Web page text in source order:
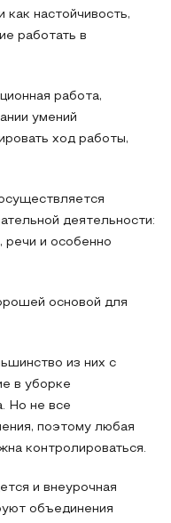
как настойчивость,
работать в
работа,
умений
ход работы,
деятельности:
речи и особенно
основой для
из них с
в уборке
Но не все
поэтому любая
контролироваться.
и внеурочная
объединения